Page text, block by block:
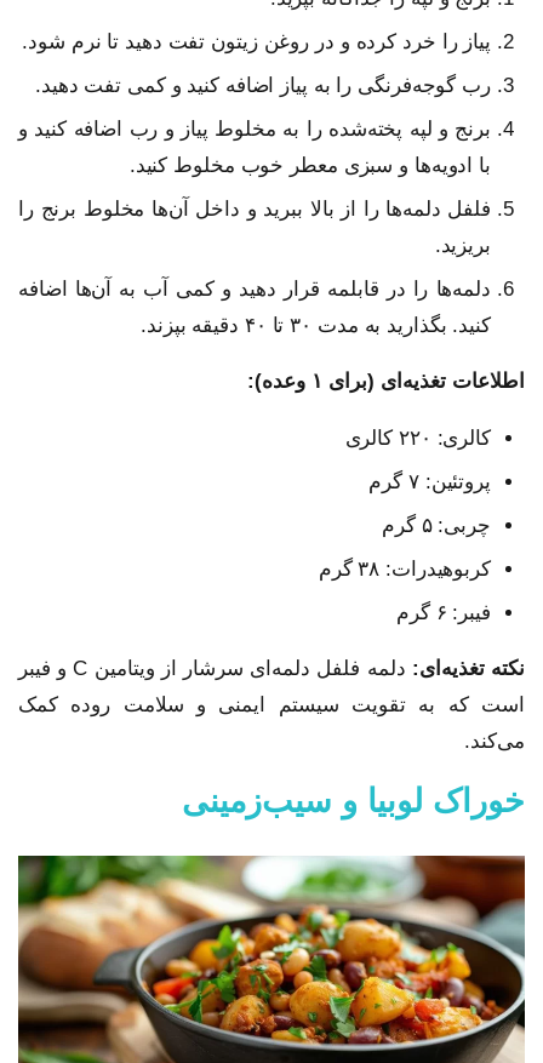
پیاز را خرد کرده و در روغن زیتون تفت دهید تا نرم شود.
رب گوجه‌فرنگی را به پیاز اضافه کنید و کمی تفت دهید.
برنج و لپه پخته‌شده را به مخلوط پیاز و رب اضافه کنید و
با ادویه‌ها و سبزی معطر خوب مخلوط کنید.
فلفل دلمه‌ها را از بالا ببرید و داخل آن‌ها مخلوط برنج را
بریزید.
دلمه‌ها را در قابلمه قرار دهید و کمی آب به آن‌ها اضافه
کنید. بگذارید به مدت ۳۰ تا ۴۰ دقیقه بپزند.
اطلاعات تغذیه‌ای (برای ۱ وعده):
کالری: ۲۲۰ کالری
پروتئین: ۷ گرم
چربی: ۵ گرم
کربوهیدرات: ۳۸ گرم
فیبر: ۶ گرم
نکته تغذیه‌ای:
دلمه فلفل دلمه‌ای سرشار از ویتامین C و فیبر
است که به تقویت سیستم ایمنی و سلامت روده کمک
می‌کند.
خوراک لوبیا و سیب‌زمینی